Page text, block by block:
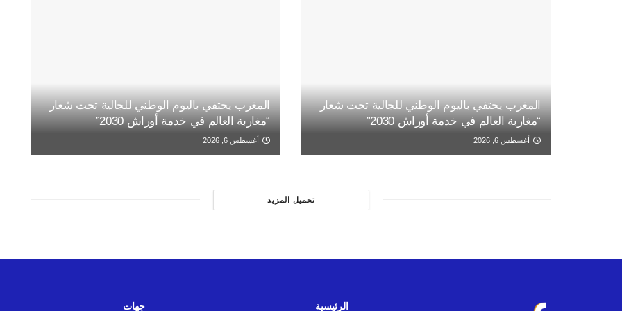
المغرب يحتفي باليوم الوطني للجالية تحت شعار
“مغاربة العالم في خدمة أوراش 2030”
أغسطس 6, 2026
المغرب يحتفي باليوم الوطني للجالية تحت شعار
“مغاربة العالم في خدمة أوراش 2030”
أغسطس 6, 2026
تحميل المزيد
الرئيسية جهات